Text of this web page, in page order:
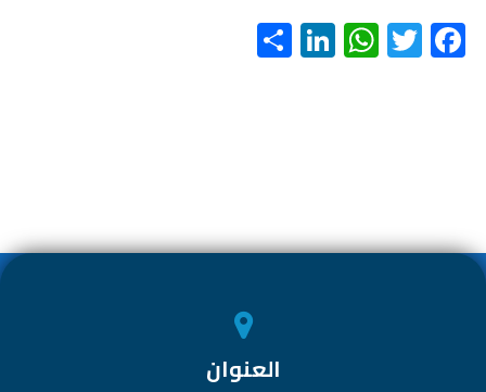
F
ac
T
wi
W
h
p
Li
nk
العنوان